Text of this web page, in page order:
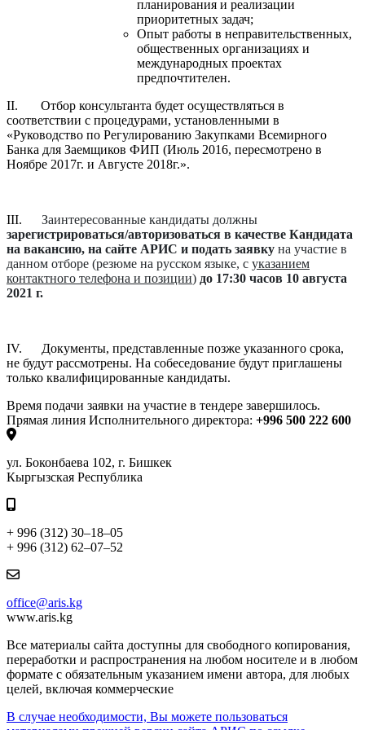
планирования и реализации
приоритетных задач;
Опыт работы в неправительственных,
общественных организациях и
международных проектах
предпочтителен.
II. Отбор консультанта будет осуществляться в
соответствии с процедурами, установленными в
«Руководство по Регулированию Закупками Всемирного
Банка для Заемщиков ФИП (Июль 2016, пересмотрено в
Ноябре 2017г. и Августе 2018г.».
III. Заинтересованные кандидаты должны
зарегистрироваться/авторизоваться в качестве Кандидата
на вакансию, на сайте АРИС и подать заявку на участие в
данном отборе (резюме на русском языке, с указанием
контактного телефона и позиции) до 17:30 часов 10 августа
2021 г.
IV.
Документы, представленные позже указанного срока,
не будут рассмотрены. На собеседование будут приглашены
только квалифицированные кандидаты.
Время подачи заявки на участие в тендере завершилось.
Прямая линия Исполнительного директора: +996 500 222 600
ул. Боконбаева 102, г. Бишкек
Кыргызская Республика
+ 996 (312) 30–18–05
+ 996 (312) 62–07–52
office@aris.kg
www.aris.kg
Все материалы сайта доступны для свободного копирования,
переработки и распространения на любом носителе и в любом
формате с обязательным указанием имени автора, для любых
целей, включая коммерческие
В случае необходимости, Вы можете пользоваться